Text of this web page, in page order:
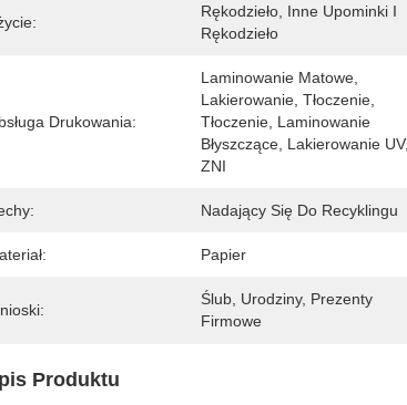
Rękodzieło, Inne Upominki I
Rękodzieło
Drukowania:
Laminowanie Matowe,
Lakierowanie, Tłoczenie,
Tłoczenie, Laminowanie
Błyszczące, Lakierowanie UV,
ZNI
Nadający Się Do Recyklingu
Papier
Ślub, Urodziny, Prezenty
Firmowe
Produktu